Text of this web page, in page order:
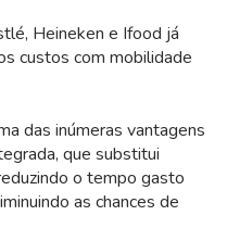
Heineken e Ifood já
custos com mobilidade
das inúmeras vantagens
que substitui
o tempo gasto
as chances de